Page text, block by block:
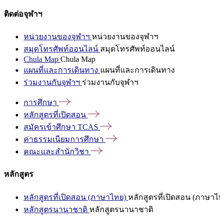
ติดต่อจุฬาฯ
หน่วยงานของจุฬาฯ หน่วยงานของจุฬาฯ
สมุดโทรศัพท์ออนไลน์ สมุดโทรศัพท์ออนไลน์
Chula Map Chula Map
แผนที่และการเดินทาง แผนที่และการเดินทาง
ร่วมงานกับจุฬาฯ ร่วมงานกับจุฬาฯ
การศึกษา
หลักสูตรที่เปิดสอน
สมัครเข้าศึกษา TCAS
ค่าธรรมเนียมการศึกษา
คณะและสำนักวิชา
หลักสูตร
หลักสูตรที่เปิดสอน (ภาษาไทย) หลักสูตรที่เปิดสอน (ภาษาไ
หลักสูตรนานาชาติ หลักสูตรนานาชาติ